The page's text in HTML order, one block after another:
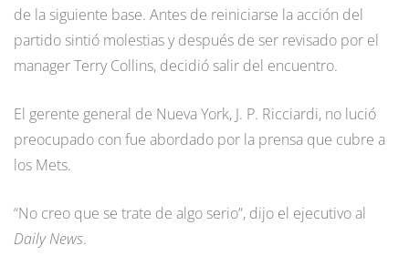
de la siguiente base. Antes de reiniciarse la acción del
partido sintió molestias y después de ser revisado por el
manager Terry Collins, decidió salir del encuentro.
El gerente general de Nueva York, J. P. Ricciardi, no lució
preocupado con fue abordado por la prensa que cubre a
los Mets.
“No creo que se trate de algo serio”, dijo el ejecutivo al
Daily News.